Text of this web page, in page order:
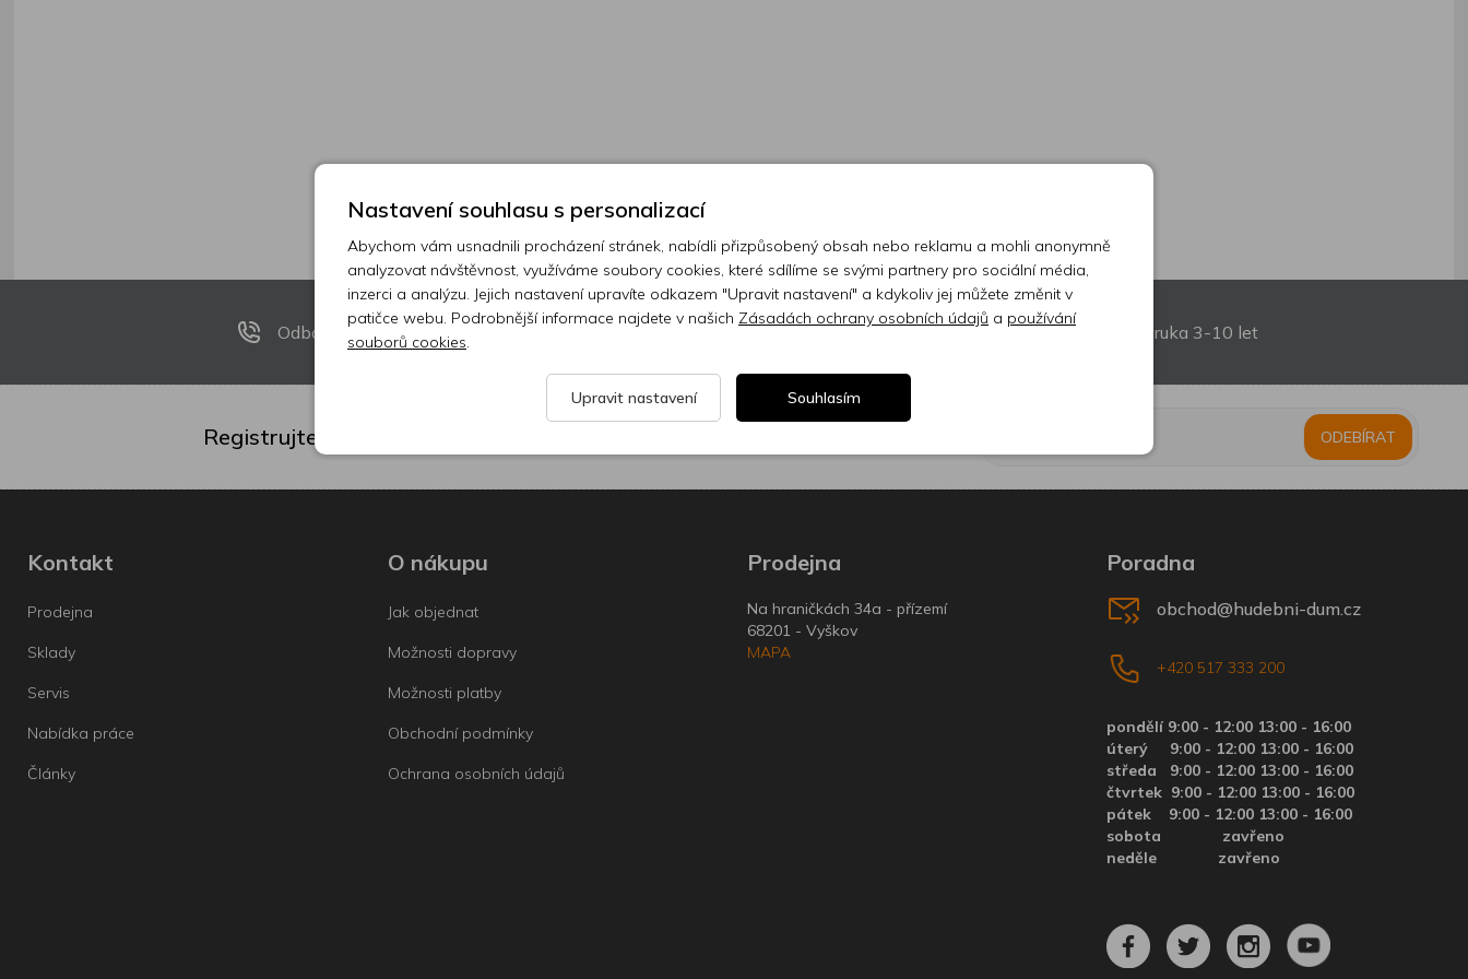
Odborníci na telefonu Slevy na další nákup Prodloužená záruka 3-10 let
Registrujte se k odběru newsletteru a už Vám nic neunikne ODEBÍRAT
Kontakt
Prodejna
Sklady
Servis
Nabídka práce
Články
O nákupu
Jak objednat
Možnosti dopravy
Možnosti platby
Obchodní podmínky
Ochrana osobních údajů
Prodejna
Na hraničkách 34a - přízemí
68201 - Vyškov
MAPA
Poradna
obchod@hudebni-dum.cz
+420 517 333 200
pondělí 9:00 - 12:00 13:00 - 16:00
úterý 9:00 - 12:00 13:00 - 16:00
středa 9:00 - 12:00 13:00 - 16:00
čtvrtek 9:00 - 12:00 13:00 - 16:00
pátek 9:00 - 12:00 13:00 - 16:00
sobota zavřeno
neděle zavřeno
Nastavení souhlasu s personalizací
Abychom vám usnadnili procházení stránek, nabídli přizpůsobený obsah nebo reklamu a mohli anonymně
analyzovat návštěvnost, využíváme soubory cookies, které sdílíme se svými partnery pro sociální média,
inzerci a analýzu. Jejich nastavení upravíte odkazem "Upravit nastavení" a kdykoliv jej můžete změnit v
patičce webu. Podrobnější informace najdete v našich Zásadách ochrany osobních údajů a používání
souborů cookies
Upravit nastavení Souhlasím